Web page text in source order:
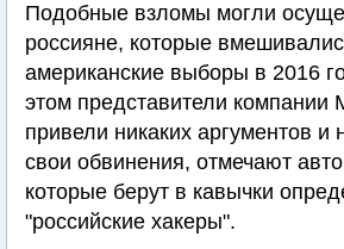
Подобные взломы могли
россияне, которые
американские выборы в 2016
этом представители компании
привели никаких аргументов и
свои обвинения, отмечают
которые берут в кавычки
"российские хакеры".